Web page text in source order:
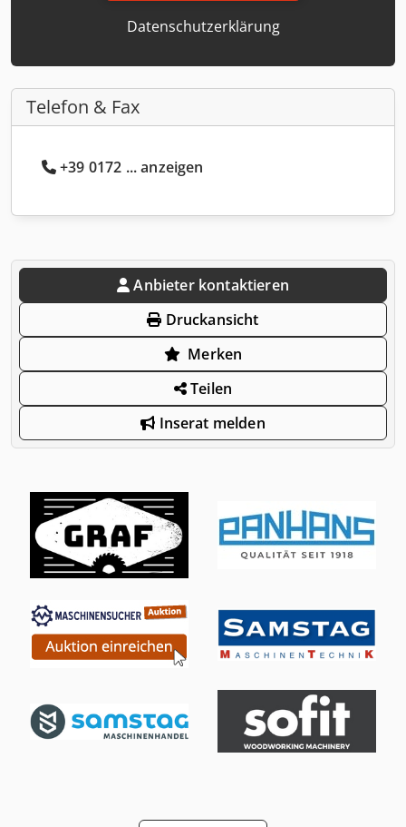
Datenschutzerklärung
Telefon & Fax
+39 0172 ... anzeigen
Anbieter kontaktieren
Druckansicht
Merken
Teilen
Inserat melden